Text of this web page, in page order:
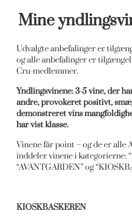
Mine
Udvalgte anbefalinger er
og alle anbefalinger er
Cru-medlemmer.
Yndlingsvinene: 3-5 vine, der
andre, provokeret positivt,
demonstreret vins
har vist klasse.
Vinene får point – og de er alle
inddeler vinene i kategorierne:
“AVANTGARDEN” og
KIOSKBASKEREN